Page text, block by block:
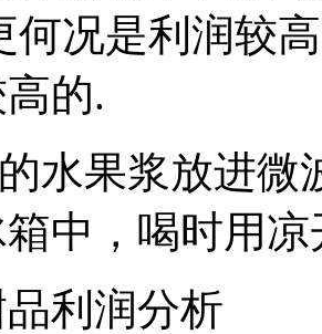
何况是利润较
的.
水果浆放进微
中，喝时用
利润分析